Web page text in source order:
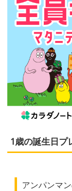
1歳の誕生日プ
アンパンマ